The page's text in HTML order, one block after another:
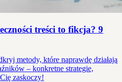
treści to fikcja? 9
metody, które naprawdę działają
– konkretne strategie,
zaskoczy!